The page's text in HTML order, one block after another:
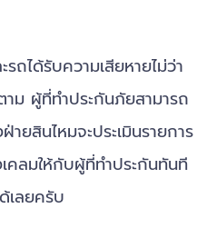
ได้รับความเสียหายไม่ว่า
ผู้ที่ทำประกันภัยสามารถ
ยสินไหมจะประเมินรายการ
คลมให้กับผู้ที่ทำประกันทันที
เลยครับ